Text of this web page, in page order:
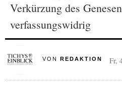
Verkürzung des
verfassungswidrig
VON REDAKTION Fr,